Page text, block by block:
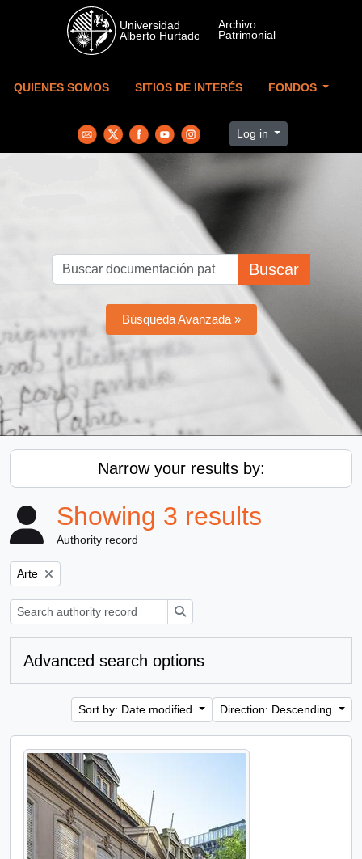
Skip to main content
QUIENES SOMOS SITIOS DE INTERÉS FONDOS
Log in
Buscar
Búsqueda Avanzada »
Narrow your results by:
Showing 3 results
Authority record
Remove filter:
Arte
Advanced search options
Sort by: Date modified Direction: Descending